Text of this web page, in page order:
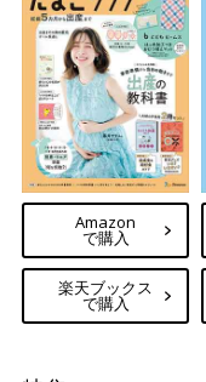
Amazon
で購入
楽天ブックス
で購入